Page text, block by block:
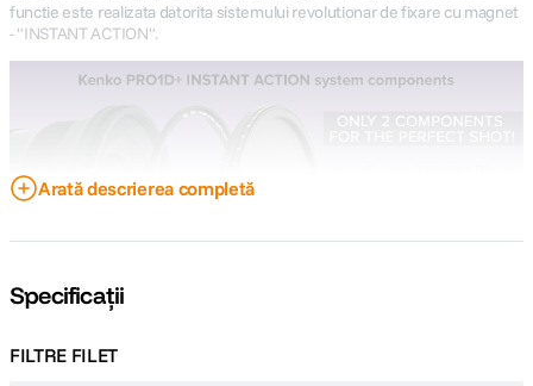
functie este realizata datorita sistemului revolutionar de fixare cu magnet
- "INSTANT ACTION".
Arată descrierea completă
Specificații
FILTRE FILET